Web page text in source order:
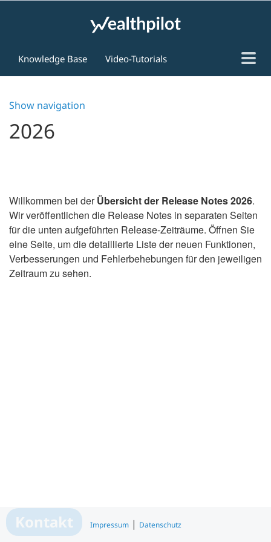
Knowledge Base
Video-Tutorials
Kontakt
Show navigation
2026
Willkommen bei derÜbersicht der Release Notes 2026.
Wir veröffentlichen die Release Notes in separaten Seiten
für die unten aufgeführten Release-Zeiträume. Öffnen Sie
eine Seite, um die detaillierte Liste der neuen Funktionen,
Verbesserungen und Fehlerbehebungen für den jeweiligen
Zeitraum zu sehen.
Kontakt Impressum| Datenschutz